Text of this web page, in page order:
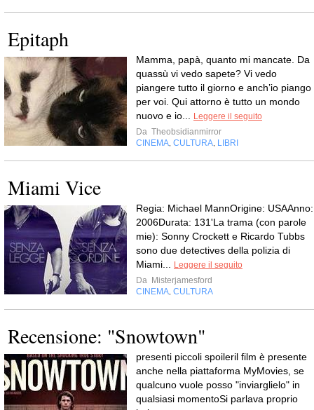
Epitaph
Mamma, papà, quanto mi mancate. Da
quassù vi vedo sapete? Vi vedo
piangere tutto il giorno e anch’io piango
per voi. Qui attorno è tutto un mondo
nuovo e io...
Leggere il seguito
Da Theobsidianmirror
CINEMA CULTURA LIBRI
Miami Vice
Regia: Michael MannOrigine: USAAnno:
2006Durata: 131'La trama (con parole
mie): Sonny Crockett e Ricardo Tubbs
sono due detectives della polizia di
Miami...
Leggere il seguito
Da Misterjamesford
CINEMA CULTURA
Recensione: "Snowtown"
presenti piccoli spoileril film è presente
anche nella piattaforma MyMovies, se
qualcuno vuole posso "inviarglielo" in
qualsiasi momentoSi parlava proprio